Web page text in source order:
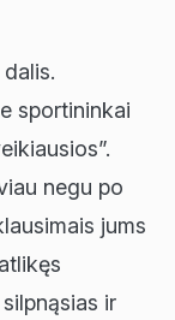
sportininkai
negu po
jums
ir